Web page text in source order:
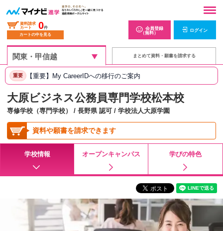
資料請求
カート
0件
カートの中を見る
会員登録
（無料）
ログイン
まとめて資料・願書を請求する
重要 【重要】My CareerIDへの移行のご案内
大原ビジネス公務員専門学校松本校
専修学校（専門学校） / 長野県 認可 / 学校法人大原学園
資料や願書を請求できます
学校情報 オープンキャンパス 学びの特色